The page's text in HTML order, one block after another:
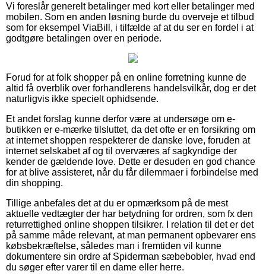
Vi foreslår generelt betalinger med kort eller betalinger med
mobilen. Som en anden løsning burde du overveje et tilbud
som for eksempel ViaBill, i tilfælde af at du ser en fordel i at
godtgøre betalingen over en periode.
Forud for at folk shopper på en online forretning kunne de
altid få overblik over forhandlerens handelsvilkår, dog er det
naturligvis ikke specielt ophidsende.
Et andet forslag kunne derfor være at undersøge om e-
butikken er e-mærke tilsluttet, da det ofte er en forsikring om
at internet shoppen respekterer de danske love, foruden at
internet selskabet af og til overværes af sagkyndige der
kender de gældende love. Dette er desuden en god chance
for at blive assisteret, når du får dilemmaer i forbindelse med
din shopping.
Tillige anbefales det at du er opmærksom på de mest
aktuelle vedtægter der har betydning for ordren, som fx den
returrettighed online shoppen tilsikrer. I relation til det er det
på samme måde relevant, at man permanent opbevarer ens
købsbekræftelse, således man i fremtiden vil kunne
dokumentere sin ordre af Spiderman sæbebobler, hvad end
du søger efter varer til en dame eller herre.